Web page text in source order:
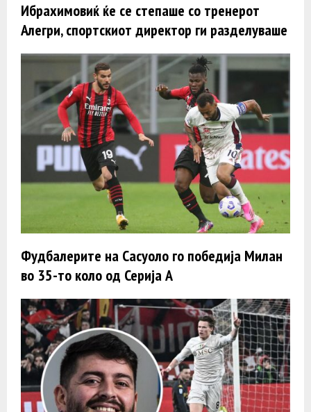
Ибрахимовиќ ќе се степаше со тренерот
Алегри, спортскиот директор ги разделуваше
Фудбалерите на Сасуоло го победија Милан
во 35-то коло од Серија А